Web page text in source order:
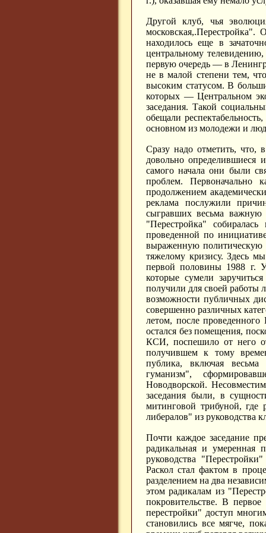
Другой клуб, чья
московская,.Перестройка".
находилось еще в
центральному
первую очередь — в
не в малой степени тем,
высоким статусом. В
которых — Центральном
заседания. Такой
обещали
основном из молодежи и
Сразу надо отметить,
довольно определившиеся
самого начала они были
проблем. Первоначально
продолжением
реклама послужили
сыгравших весьма важную
"Перестройка"
проведенной по
выраженную политическую
тяжелому кризису. Здесь
первой половины 1988 г.
которые сумели
получили для своей работы
возможности публичных
совершенно различных
летом, после
остался без помещения,
КСИ, поспешило от него
получившем к тому
публика, включая весьма
гуманизм",
Новодворской.
заседания были, в
митинговой трибуной,
либералов" из руководства
Почти каждое заседание
радикальная и умеренная
руководства
Раскол стал фактом в
разделением на два
этом радикалам из
покровительстве. В
перестройки" доступ
становились все мягче,